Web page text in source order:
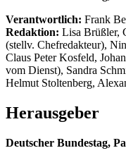
Verantwortlich: Frank
Redaktion: Lisa Brüßler,
(stellv. Chefredakteur),
Claus Peter Kosfeld,
vom Dienst), Sandra
Helmut Stoltenberg,
Herausgeber
Deutscher Bundestag,